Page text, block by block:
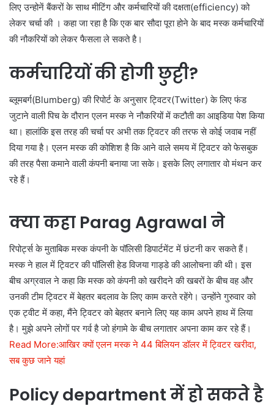
लिए उन्होनें बैंकरों के साथ मीटिंग और कर्मचारियों की दक्षता(efficiency) को
लेकर चर्चा की । कहा जा रहा है कि एक बार सौदा पूरा होने के बाद मस्क कर्मचारियों
की नौकरियों को लेकर फैसला ले सकते है।
कर्मचारियों की होगी छुट्टी?
ब्लूमबर्ग(Blumberg) की रिपोर्ट के अनुसार ट्विटर(Twitter) के लिए फंड
जुटाने वाली पिच के दौरान एलन मस्क ने नौकरियों में कटौती का आइडिया पेश किया
था। हालांकि इस तरह की चर्चा पर अभी तक ट्विटर की तरफ से कोई जवाब नहीं
दिया गया है। एलन मस्क की कोशिश है कि आने वाले समय में ट्विटर को फेसबुक
की तरह पैसा कमाने वाली कंपनी बनाया जा सके। इसके लिए लगातार वो मंथन कर
रहे हैं।
क्या कहा Parag Agrawal ने
रिपोर्ट्स के मुताबिक मस्क कंपनी के पॉलिसी डिपार्टमेंट में छंटनी कर सकते हैं।
मस्क ने हाल में ट्विटर की पॉलिसी हेड विजया गाड्डे की आलोचना की थी। इस
बीच अग्रवाल ने कहा कि मस्क को कंपनी को खरीदने की खबरों के बीच वह और
उनकी टीम ट्विटर में बेहतर बदलाव के लिए काम करते रहेंगे। उन्होंने गुरुवार को
एक ट्वीट में कहा, मैंने ट्विटर को बेहतर बनाने लिए यह काम अपने हाथ में लिया
है। मुझे अपने लोगों पर गर्व है जो हंगामे के बीच लगातार अपना काम कर रहे हैं।
Read More:आखिर क्यों एलन मस्क ने 44 बिलियन डॉलर में ट्विटर खरीदा,
सब कुछ जाने यहां
Policy department में हो सकते है